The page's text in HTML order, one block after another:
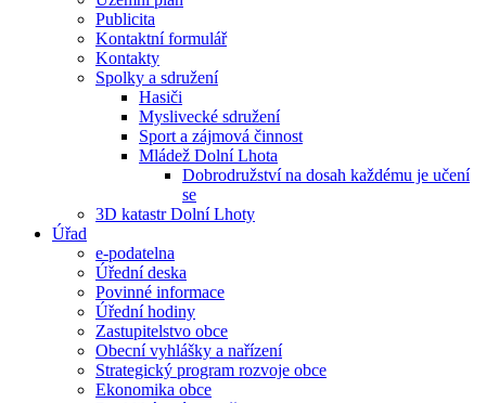
Publicita
Kontaktní formulář
Kontakty
Spolky a sdružení
Hasiči
Myslivecké sdružení
Sport a zájmová činnost
Mládež Dolní Lhota
Dobrodružství na dosah každému je učení
se
3D katastr Dolní Lhoty
Úřad
e-podatelna
Úřední deska
Povinné informace
Úřední hodiny
Zastupitelstvo obce
Obecní vyhlášky a nařízení
Strategický program rozvoje obce
Ekonomika obce